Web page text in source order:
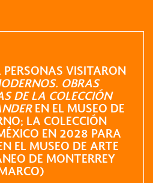
VISITARON
OBRAS
DE LA COLECCIÓN
EN EL MUSEO DE
LA COLECCIÓN
EN 2028 PARA
EL MUSEO DE ARTE
DE MONTERREY